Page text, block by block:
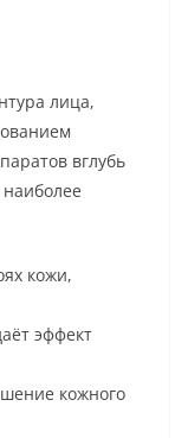
лица,
вглубь
кожи,
эффект
кожного